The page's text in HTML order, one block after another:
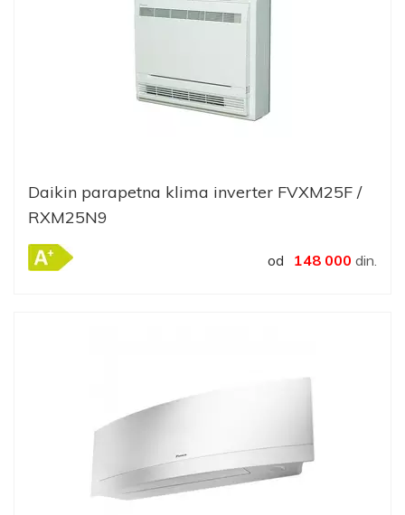
Daikin parapetna klima inverter FVXM25F /
RXM25N9
od 148 000 din.